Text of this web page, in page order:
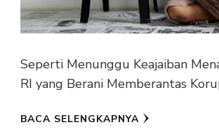
Seperti Menunggu Keajaiban
RI yang Berani Memberantas
BACA SELENGKAPNYA